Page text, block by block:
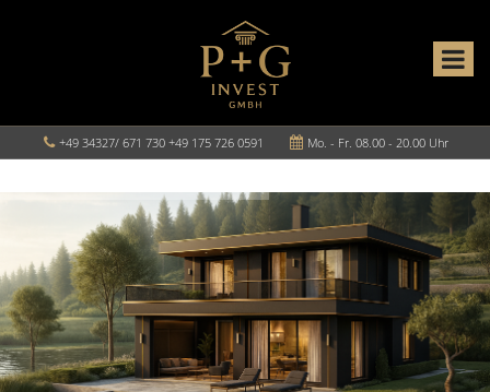
+49 34327/ 671 730 +49 175 726 0591 Mo. - Fr. 08.00 - 20.00 Uhr